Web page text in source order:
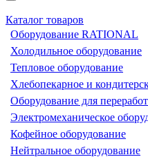
Каталог товаров
Оборудование RATIONAL
Холодильное оборудование
Тепловое оборудование
Хлебопекарное и
Оборудование для
Электромеханическое
Кофейное оборудование
Нейтральное оборудование